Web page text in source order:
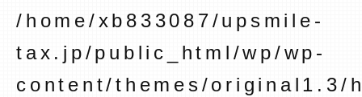
/home/xb833087/upsmile-
tax.jp/public_html/wp/wp-
content/themes/original1.3/